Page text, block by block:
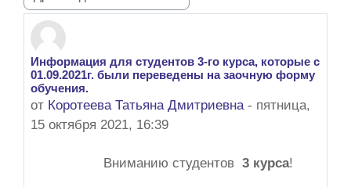
Информация для студентов 3-го курса, которые с
01.09.2021г. были переведены на заочную форму
обучения.
от Коротеева Татьяна Дмитриевна- пятница,
15 октября 2021, 16:39
Количество ответов: 0
Вниманию студентов 3 курса!